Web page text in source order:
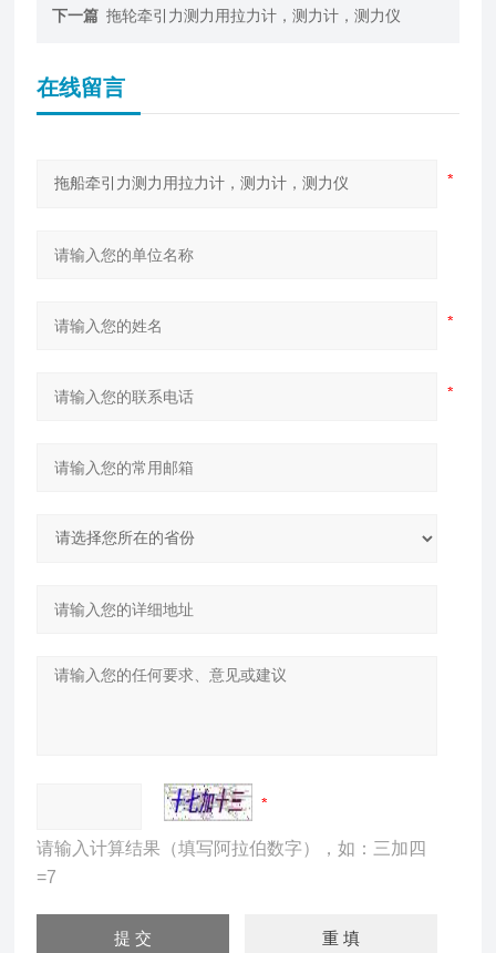
下一篇 拖轮牵引力测力用拉力计，测力计，测力仪
在线留言
请输入计算结果（填写阿拉伯数字），如：三加四
=7